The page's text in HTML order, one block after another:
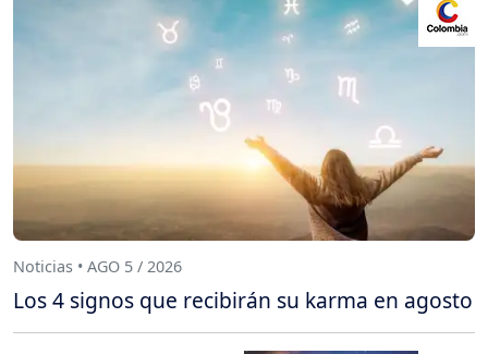
Noticias • AGO 5 / 2026
Los 4 signos que recibirán su karma en agosto